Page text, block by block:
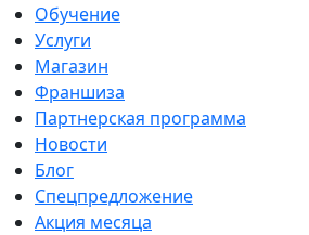
Обучение
Услуги
Магазин
Франшиза
Партнерская программа
Новости
Блог
Спецпредложение
Акция месяца